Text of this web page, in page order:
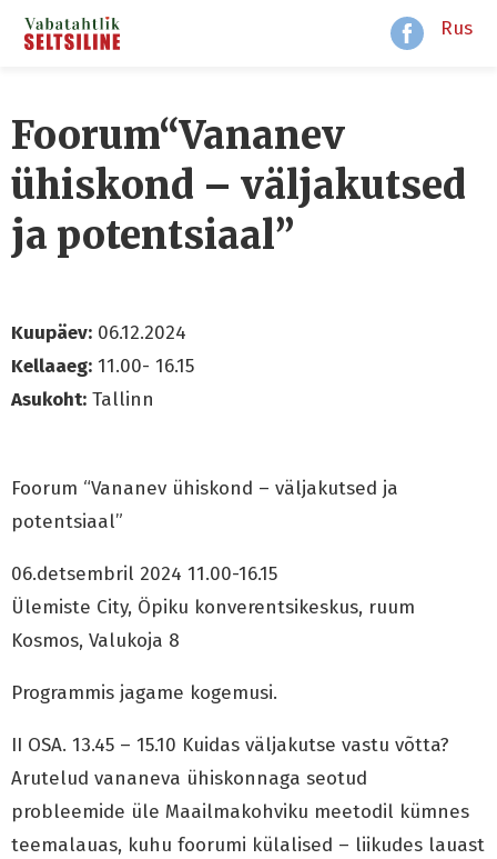
Rus
Foorum“Vananev
ühiskond – väljakutsed
ja potentsiaal”
Kuupäev: 06.12.2024
Kellaaeg: 11.00- 16.15
Asukoht: Tallinn
Foorum “Vananev ühiskond – väljakutsed ja
potentsiaal”
06.detsembril 2024 11.00-16.15
Ülemiste City, Öpiku konverentsikeskus, ruum
Kosmos, Valukoja 8
Programmis jagame kogemusi.
II OSA. 13.45 – 15.10 Kuidas väljakutse vastu võtta?
Arutelud vananeva ühiskonnaga seotud
probleemide üle Maailmakohviku meetodil kümnes
teemalauas, kuhu foorumi külalised – liikudes lauast